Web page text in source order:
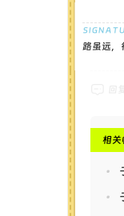
路虽远，
相关
•
•